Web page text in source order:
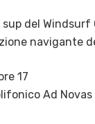
del
navigante
17
Ad